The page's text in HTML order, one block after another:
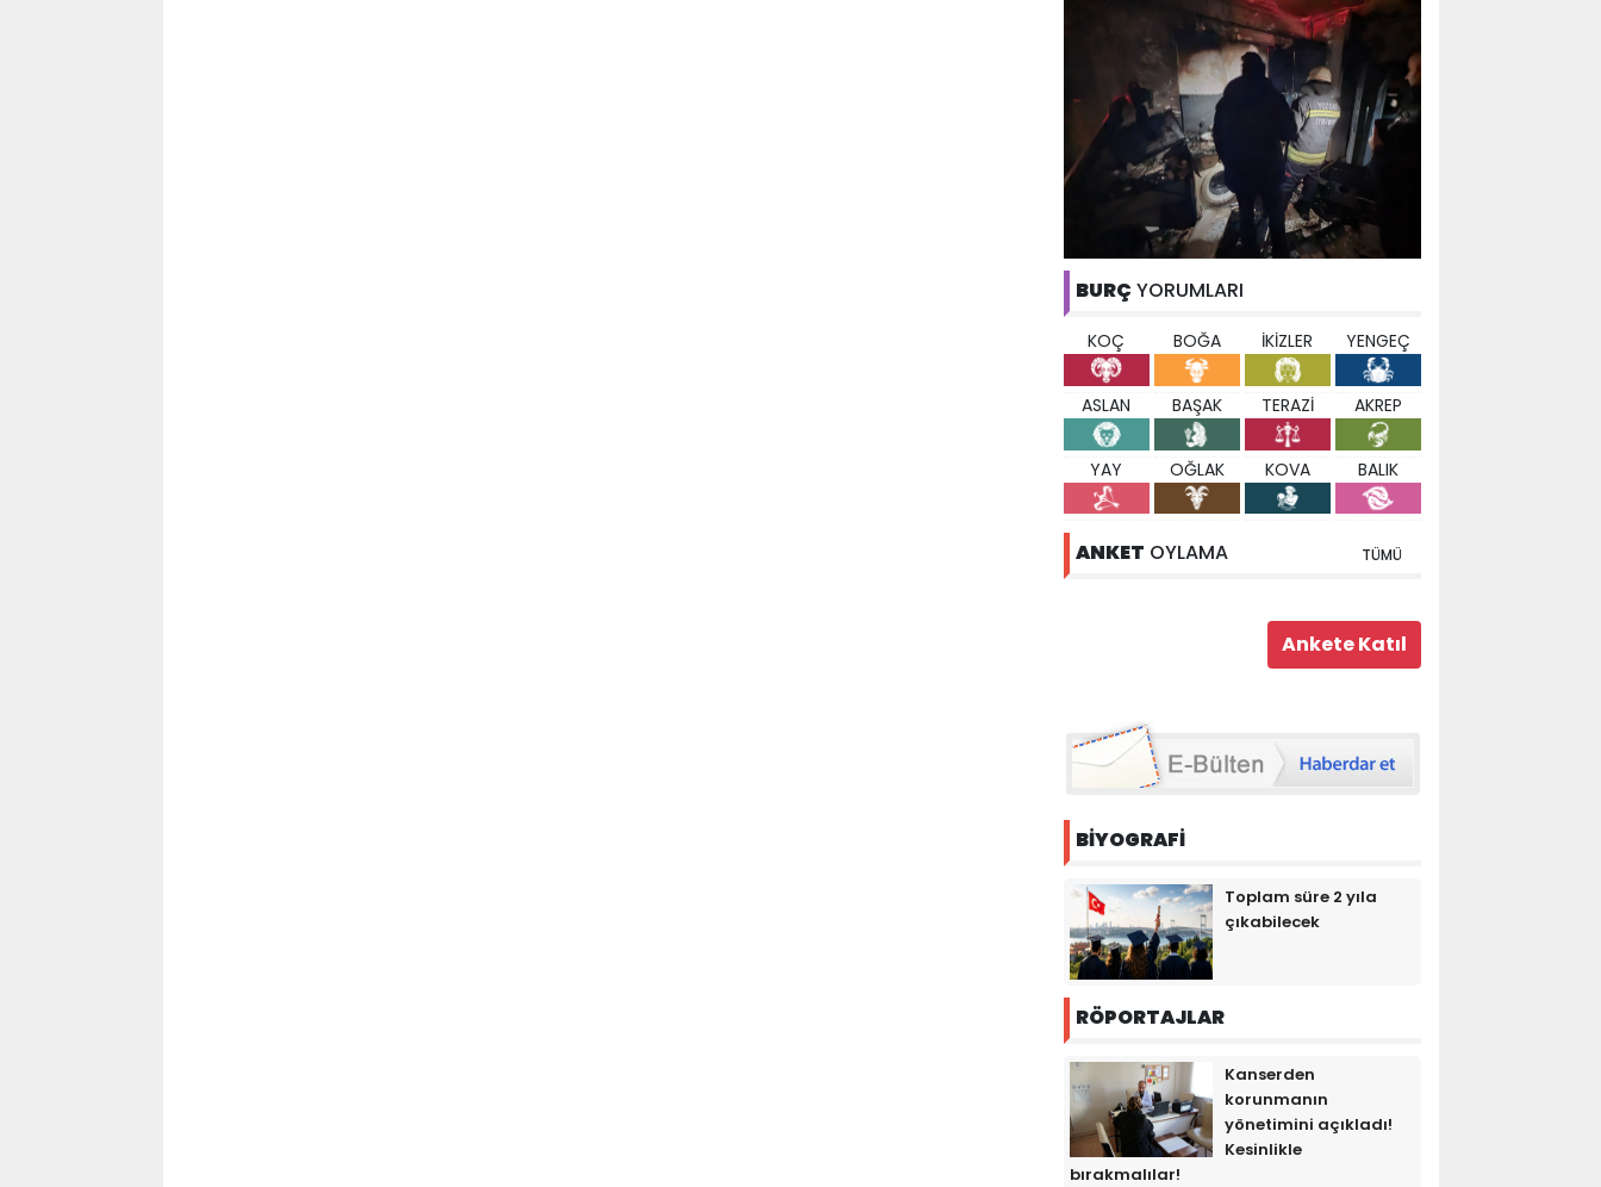
BURÇ YORUMLARI
KOÇ BOĞA İKİZLER YENGEÇ
ASLAN BAŞAK TERAZİ AKREP
YAY OĞLAK KOVA BALIK
ANKET OYLAMA TÜMÜ
BİYOGRAFİ
Toplam süre 2 yıla
çıkabilecek
RÖPORTAJLAR
Kanserden
korunmanın
yönetimini açıkladı!
Kesinlikle
bırakmalılar!